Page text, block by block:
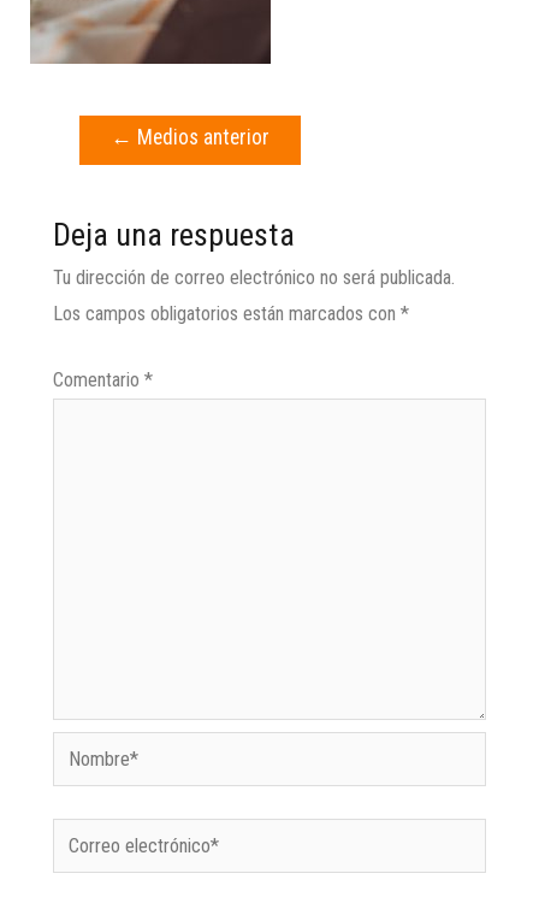
← Medios anterior
Deja una respuesta
Tu dirección de correo electrónico no será publicada.
Los campos obligatorios están marcados con *
Comentario *